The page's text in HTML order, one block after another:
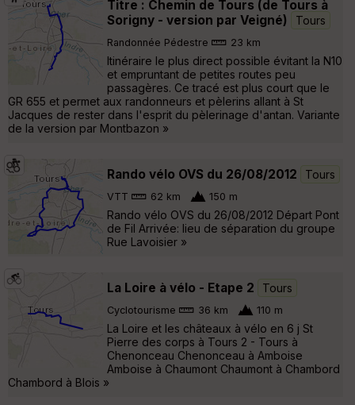
Titre : Chemin de Tours (de Tours à
Sorigny - version par Veigné)
Tours
Randonnée Pédestre 23 km
Itinéraire le plus direct possible évitant la N10
et empruntant de petites routes peu
passagères. Ce tracé est plus court que le
GR 655 et permet aux randonneurs et pèlerins allant à St
Jacques de rester dans l'esprit du pèlerinage d'antan. Variante
de la version par Montbazon »
Rando vélo OVS du 26/08/2012 Tours
VTT 62 km 150 m
Rando vélo OVS du 26/08/2012 Départ Pont
de Fil Arrivée: lieu de séparation du groupe
Rue Lavoisier »
La Loire à vélo - Etape 2 Tours
Cyclotourisme 36 km 110 m
La Loire et les châteaux à vélo en 6 j St
Pierre des corps à Tours 2 - Tours à
Chenonceau Chenonceau à Amboise
Amboise à Chaumont Chaumont à Chambord
Chambord à Blois »